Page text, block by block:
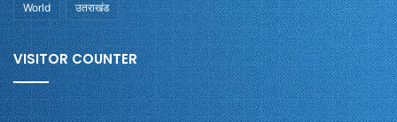
World उतराखंड
VISITOR COUNTER